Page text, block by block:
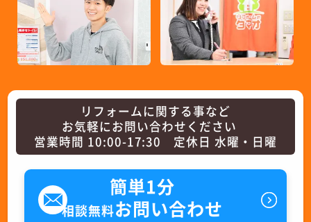
リフォームに関する事など
お気軽にお問い合わせください
営業時間 10:00-17:30 定休日 水曜・日曜
簡単1分
相談無料お問い合わせ